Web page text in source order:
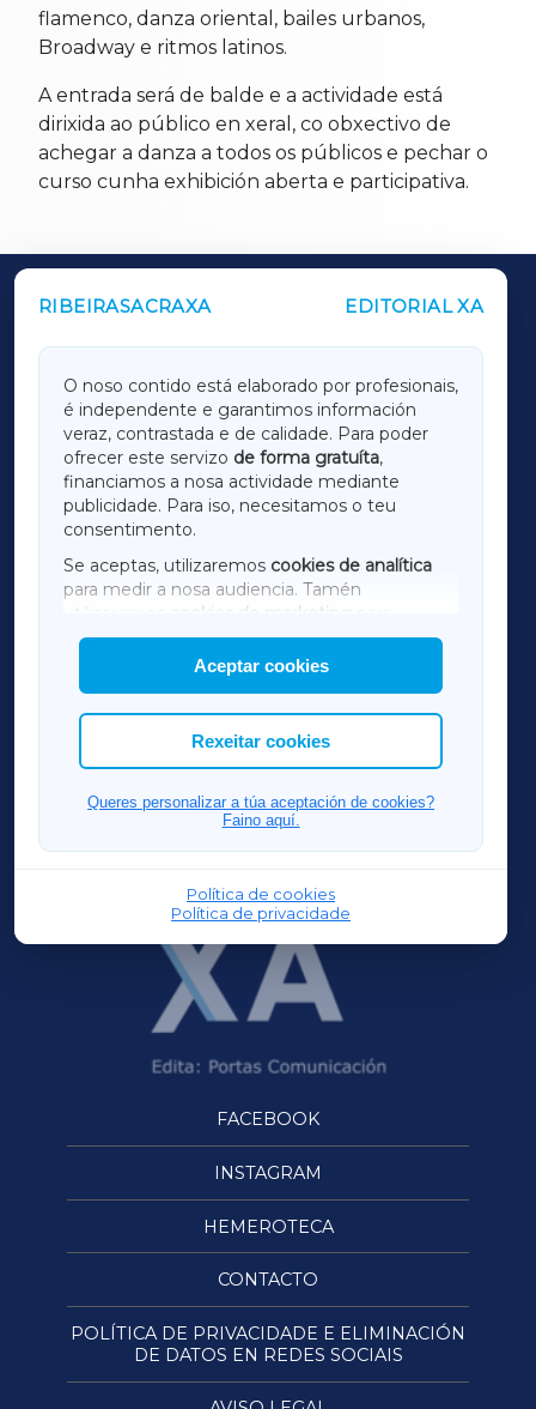
flamenco, danza oriental, bailes urbanos,
Broadway e ritmos latinos.
A entrada será de balde e a actividade está
dirixida ao público en xeral, co obxectivo de
achegar a danza a todos os públicos e pechar o
curso cunha exhibición aberta e participativa.
RIBEIRASACRAXA EDITORIAL XA
O noso contido está elaborado por profesionais,
é independente e garantimos información
veraz, contrastada e de calidade. Para poder
ofrecer este servizo de forma gratuíta,
financiamos a nosa actividade mediante
publicidade. Para iso, necesitamos o teu
consentimento.
Se aceptas, utilizaremos cookies de analítica
para medir a nosa audiencia. Tamén
utilizaremos
cookies de marketing
mostrar publicidade de terceiros.
Así mesmo, podes personalizar a elección das
cookies que desexas permitir.
Aceptar cookies
Rexeitar cookies
Queres personalizar a túa aceptación de cookies?
Faino aquí.
Política de cookies
Política de privacidade
OUTROS PERIÓDICOS
LUGOXA
TERRACHAXA
AMARIÑAXA
RIBEIRASACRAXA
ACORUÑAXA
FERROLXA
OURENSEXA
FACEBOOK
INSTAGRAM
HEMEROTECA
CONTACTO
POLÍTICA DE PRIVACIDADE E ELIMINACIÓN
DE DATOS EN REDES SOCIAIS